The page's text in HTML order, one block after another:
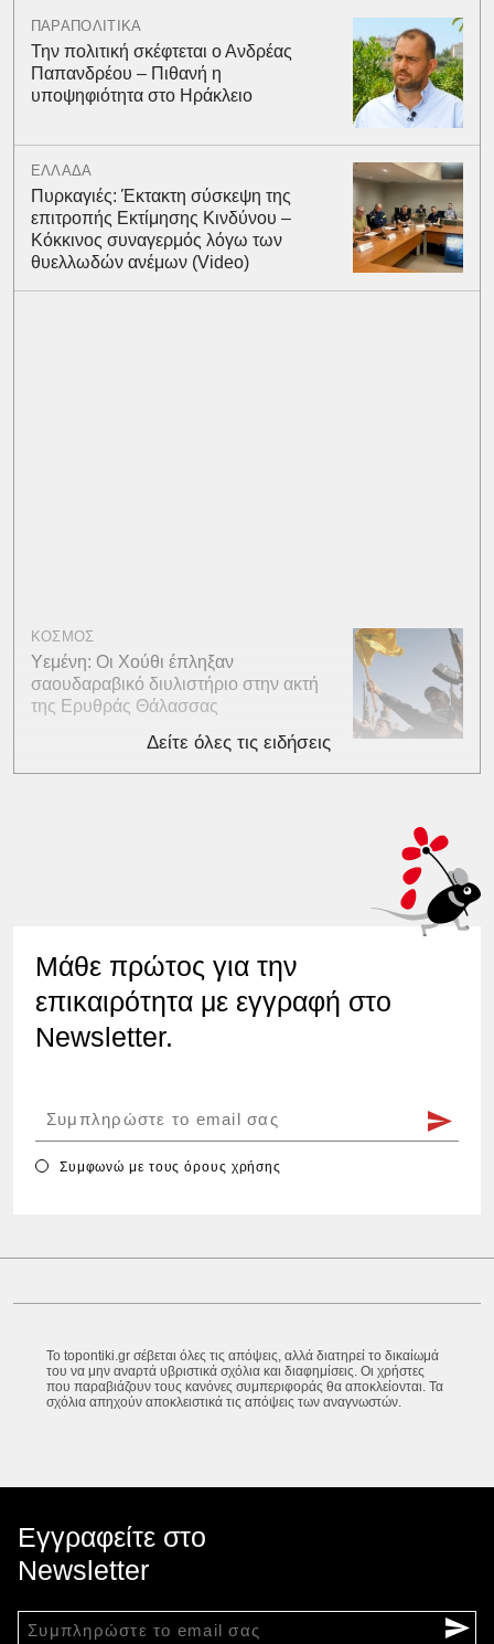
ΠΑΡΑΠΟΛΙΤΙΚΑ
Την πολιτική σκέφτεται ο Ανδρέας
Παπανδρέου – Πιθανή η
υποψηφιότητα στο Ηράκλειο
ΕΛΛΑΔΑ
Πυρκαγιές: Έκτακτη σύσκεψη της
επιτροπής Εκτίμησης Κινδύνου –
Κόκκινος συναγερμός λόγω των
θυελλωδών ανέμων (Video)
ΚΟΣΜΟΣ
Υεμένη: Οι Χούθι έπληξαν
σαουδαραβικό διυλιστήριο στην ακτή
της Ερυθράς Θάλασσας
Δείτε όλες τις ειδήσεις
Μάθε πρώτος για την
επικαιρότητα με εγγραφή στο
Newsletter.
Συμφωνώ με τουςόρους χρήσης
Το topontiki.gr σέβεται όλες τις απόψεις, αλλά διατηρεί το δικαίωμά
του να μην αναρτά υβριστικά σχόλια και διαφημίσεις. Οι χρήστες
που παραβιάζουν τους κανόνες συμπεριφοράς θα αποκλείονται. Τα
σχόλια απηχούν αποκλειστικά τις απόψεις των αναγνωστών.
Εγγραφείτε στο
Newsletter